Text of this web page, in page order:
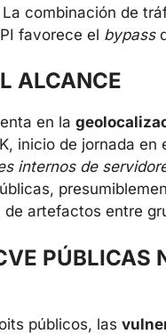
combinación de
favorece el bypass
ALCANCE
en la
inicio de jornada en
internos de
artefactos entre
PÚBLICAS
públicos, las